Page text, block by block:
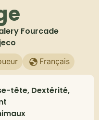
Fourcade
Français
tête, Dextérité,